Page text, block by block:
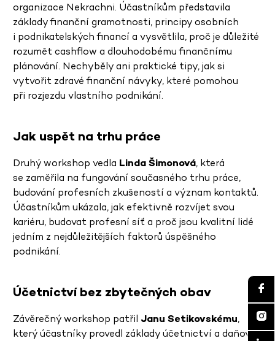
organizace Nekrachni. Účastníkům představila
základy finanční gramotnosti, principy osobních
i podnikatelských financí a vysvětlila, proč je důležité
rozumět cashflow a dlouhodobému finančnímu
plánování. Nechyběly ani praktické tipy, jak si
vytvořit zdravé finanční návyky, které pomohou
při rozjezdu vlastního podnikání.
Jak uspět na trhu práce
Druhý workshop vedla Linda Šimonová, která
se zaměřila na fungování současného trhu práce,
budování profesních zkušeností a význam kontaktů.
Účastníkům ukázala, jak efektivně rozvíjet svou
kariéru, budovat profesní síť a proč jsou kvalitní lidé
jedním z nejdůležitějších faktorů úspěšného
podnikání.
Účetnictví bez zbytečných obav
Závěrečný workshop patřil Janu Setikovskému,
který účastníky provedl základy účetnictví a daňové